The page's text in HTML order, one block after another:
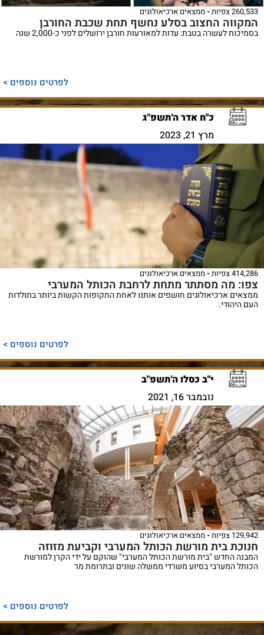
260,533 צפיות ממצאים ארכיאולוגים
המקווה החצוב בסלע נחשף תחת שכבת החורבן
בסמיכות לעשרה בטבת: עדות למאורעות חורבן ירושלים לפני כ-2,000 שנה
לפרטים נוספים >
כ"ח אדר ה'תשפ"ג
מרץ 21, 2023
414,286 צפיות ממצאים ארכיאולוגים
צפו: מה מסתתר מתחת לרחבת הכותל המערבי
ממצאים ארכיאולוגים חושפים אותנו לאחת התקופות הקשות ביותר בתולדות
העם היהודי.
לפרטים נוספים >
י"ב כסלו ה'תשפ"ב
נובמבר 16, 2021
129,942 צפיות ממצאים ארכיאולוגים
חנוכת בית מורשת הכותל המערבי וקביעת מזוזה
המבנה החדש "בית מורשת הכותל המערבי" שהוקם על ידי הקרן למורשת
הכותל המערבי בסיוע משרדי ממשלה שונים ובתרומת מר
לפרטים נוספים >